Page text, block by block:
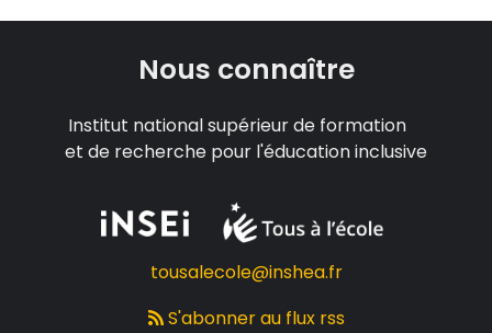
Nous connaître
Institut national supérieur de formation
et de recherche pour l'éducation inclusive
tousalecole@inshea.fr
S'abonner au flux rss